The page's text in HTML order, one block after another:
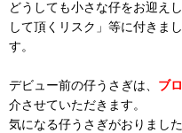
どうしても小さな仔をお迎え
して頂くリスク」等に付きま
す。
デビュー前の仔うさぎは、 ブ
介させていただきます。
気になる仔うさぎがおりまし